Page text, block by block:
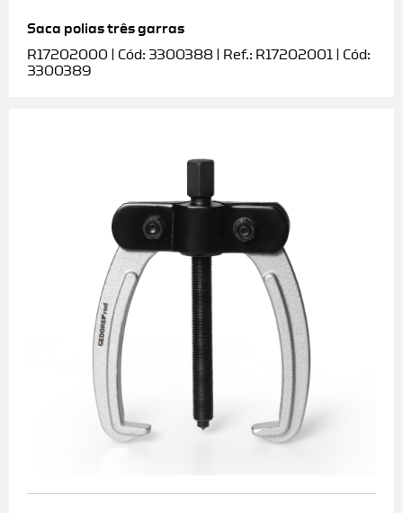
Saca polias três garras
R17202000 | Cód: 3300388 | Ref.: R17202001 | Cód:
3300389